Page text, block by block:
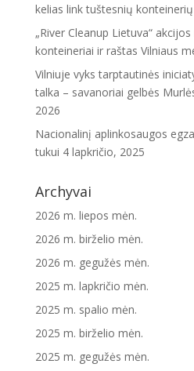
kelias link tuštesnių konteinerių
„River Cleanup Lietuva“
konteineriai ir raštas Vilniaus
Vilniuje vyks tarptautinės
talka – savanoriai gelbės
2026
Nacionalinį aplinkosaugos
tukui 4 lapkričio, 2025
Archyvai
2026 m. liepos mėn.
2026 m. birželio mėn.
2026 m. gegužės mėn.
2025 m. lapkričio mėn.
2025 m. spalio mėn.
2025 m. birželio mėn.
2025 m. gegužės mėn.